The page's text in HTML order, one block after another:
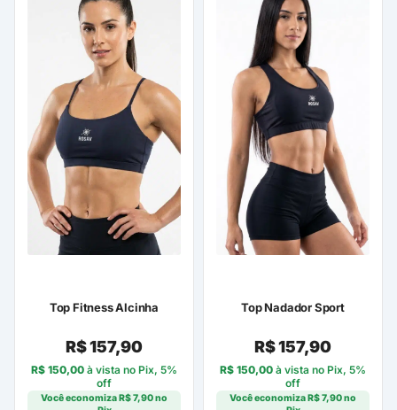
Top Fitness Alcinha
R$157,90
R$ 150,00 à vista no Pix, 5%
off
Você economizaR$7,90no
Top Nadador Sport
R$157,90
R$ 150,00 à vista no Pix, 5%
off
Você economizaR$7,90no